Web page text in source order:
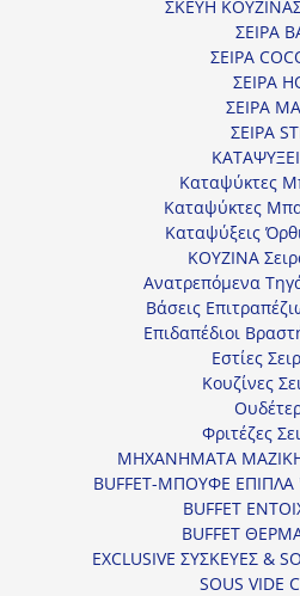
ΣΚΕΥΗ
ΣΕΙΡΑ
ΣΕΙΡΑ
ΣΕΙΡΑ
ΣΕΙΡΑ
ΣΕΙΡΑ
Καταψύκτες
Καταψύκτες
Καταψύξεις
ΚΟΥΖΙΝΑ
Ανατρεπόμενα
Βάσεις
Επιδαπέδιοι
Εστίες
Κουζίνες
Φριτέζες
ΜΗΧΑΝΗΜΑΤΑ
BUFFET-ΜΠΟΥΦΕ
BUFFET
BUFFET
EXCLUSIVE ΣΥΣΚΕΥΕΣ &
SOUS VIDE